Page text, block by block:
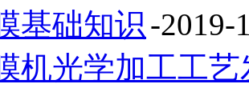
基础知识 -2019-
机光学加工工